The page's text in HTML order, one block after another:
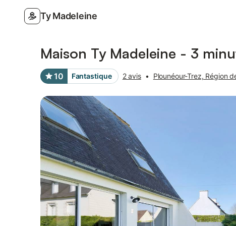
Ty Madeleine
Maison Ty Madeleine - 3
10 Fantastique 2 avis • Plounéour-Trez, Région
Photos Équipements